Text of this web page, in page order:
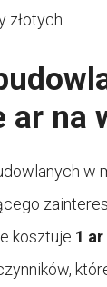
złotych.
ar na
w
kosztuje 1 ar